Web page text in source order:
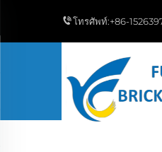
โทรศัพท์:+86-